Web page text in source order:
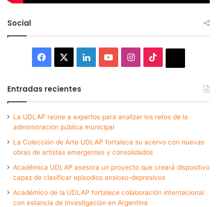
Social
Facebook LinkedInYouTubeInstagram
Entradas recientes
La UDLAP reúne a expertos para analizar los retos de la
administración pública municipal
La Colección de Arte UDLAP fortalece su acervo con nuevas
obras de artistas emergentes y consolidados
Académica UDLAP asesora un proyecto que creará dispositivo
capaz de clasificar episodios ansioso-depresivos
Académico de la UDLAP fortalece colaboración internacional
con estancia de investigación en Argentina